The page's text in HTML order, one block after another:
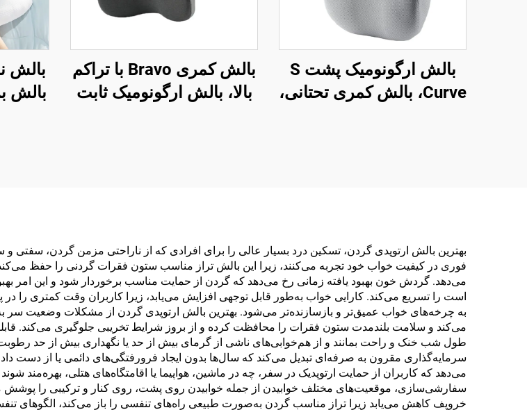
بالش ارگونومیک پشت S
Curve، بالش کمری تحتانی،
بالش کمری Bravo با تراکم
بالا، بالش ارگونومیک ثابت
بالش
بهترین بالش ارتوپدی گردن، تسکین درد بسیار عالی را برای افرادی که از ناراحتی مزمن گردن، سفتی
فوری در کیفیت خواب خود تجربه می‌کنند، زیرا این بالش تراز مناسب ستون فقرات گردنی را حفظ
می‌دهد. گردش خون بهبود یافته زمانی رخ می‌دهد که گردن از حمایت مناسب برخوردار شود و این امر
است را تسریع می‌کند. کارایی خواب به‌طور قابل توجهی افزایش می‌یابد، زیرا کاربران وقت کمتری
به چرخه‌های خواب عمیق‌تر و بازسازنده‌تر می‌شود. بهترین بالش ارتوپدی گردن از مشکلات وضعیت سر
می‌کند و سلامت بلندمدت ستون فقرات را محافظت کرده و از بروز شرایط تخریبی جلوگیری می‌کند.
طول شب خنک و راحت بمانند و از هم‌خوابی‌های ناشی از گرمای بیش از حد یا نگهداری بیش از حد رطوبت
سرمایه‌گذاری مقرون به صرفه‌ای تبدیل می‌کند که سال‌ها بدون ایجاد فرورفتگی‌های دائمی یا از دست
می‌دهد که کاربران از حمایت ارتوپدیک در سفر، چه در ماشین، هواپیما یا اقامتگاه‌های هتلی،
سفارشی‌سازی، موقعیت‌های مختلف خوابیدن از جمله خوابیدن روی پشت، روی کنار و ترکیبی را
خروپف کاهش می‌یابد زیرا تراز مناسب گردن به‌صورت طبیعی راه‌های تنفسی را باز می‌کند، الگوهای